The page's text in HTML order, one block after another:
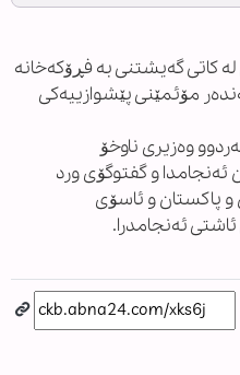
کاتی گەیشتنی بە فڕۆکەخانە
مۆئمێنی پێشوازییەکی
وەزیری ناوخۆ
ئەنجامدا و گفتوگۆی ورد
و پاکستان و ئاسۆی
ئەنجامدرا.